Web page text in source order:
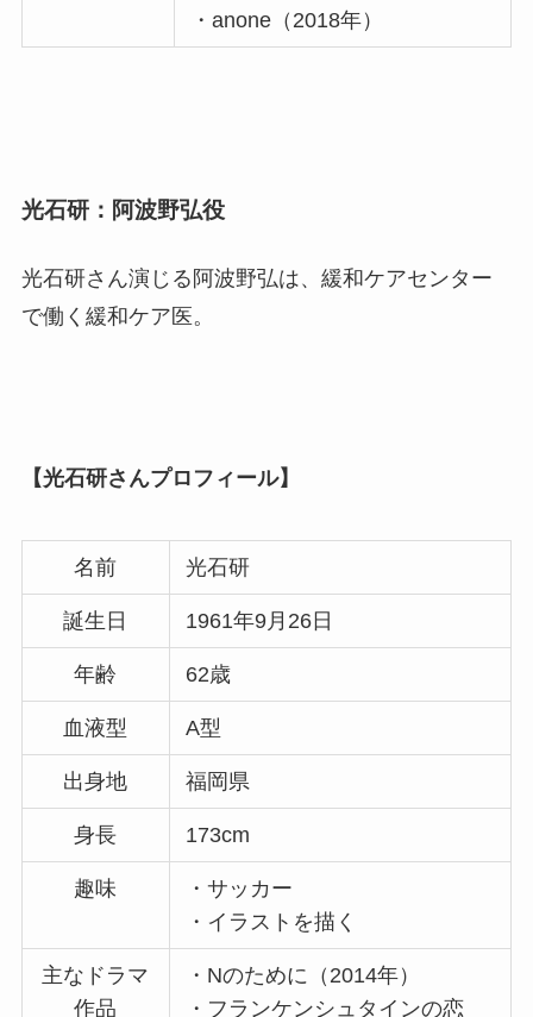
・anone（2018年）
光石研：阿波野弘役
光石研さん演じる阿波野弘は、緩和ケアセンター
で働く緩和ケア医。
【光石研さんプロフィール】
名前 光石研
誕生日 1961年9月26日
年齢 62歳
血液型 A型
出身地 福岡県
身長 173cm
趣味
・サッカー
・イラストを描く
主なドラマ
作品
・Nのために（2014年）
・フランケンシュタインの恋